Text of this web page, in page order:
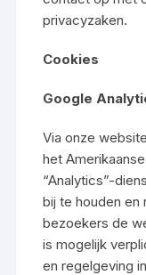
privacyzaken.
Cookies
Google
Via onze
het
“Analytics”-
bij te houden en
bezoekers de
is mogelijk
en regelgeving